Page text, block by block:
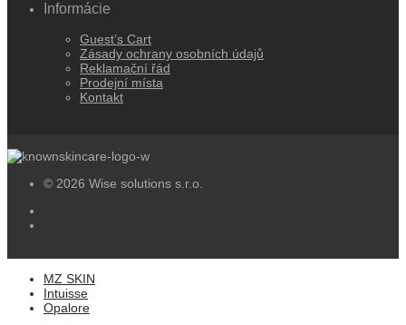
Informácie
Guest’s Cart
Zásady ochrany osobních údajů
Reklamační řád
Prodejní místa
Kontakt
© 2026 Wise solutions s.r.o.
MZ SKIN
Intuisse
Opalore